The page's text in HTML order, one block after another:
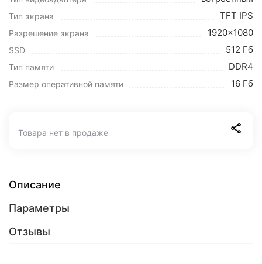
Тип экрана TFT IPS
Разрешение экрана 1920x1080
SSD 512 Гб
Тип памяти DDR4
Размер оперативной памяти 16 Гб
Товара нет в продаже
Описание
Параметры
Отзывы